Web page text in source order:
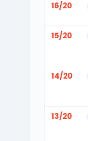
16/20
15/20
14/20
13/20